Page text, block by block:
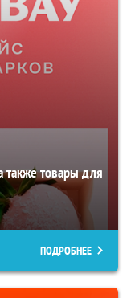
также товары для
ПОДРОБНЕЕ